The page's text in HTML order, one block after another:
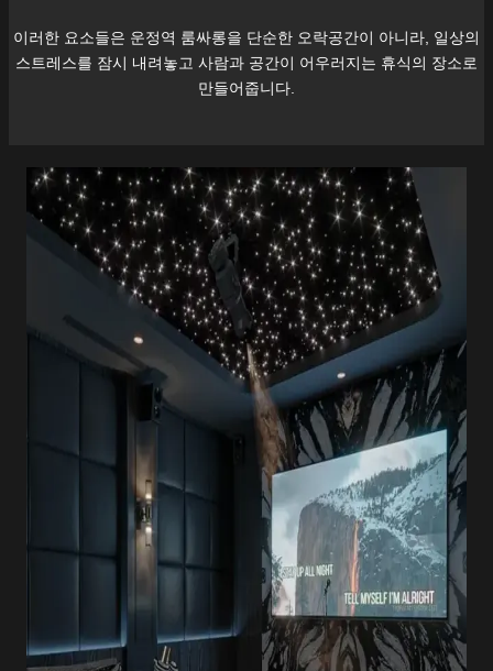
이러한 요소들은 운정역 룸싸롱을 단순한 오락공간이 아니라, 일상의
스트레스를 잠시 내려놓고 사람과 공간이 어우러지는 휴식의 장소로
만들어줍니다.